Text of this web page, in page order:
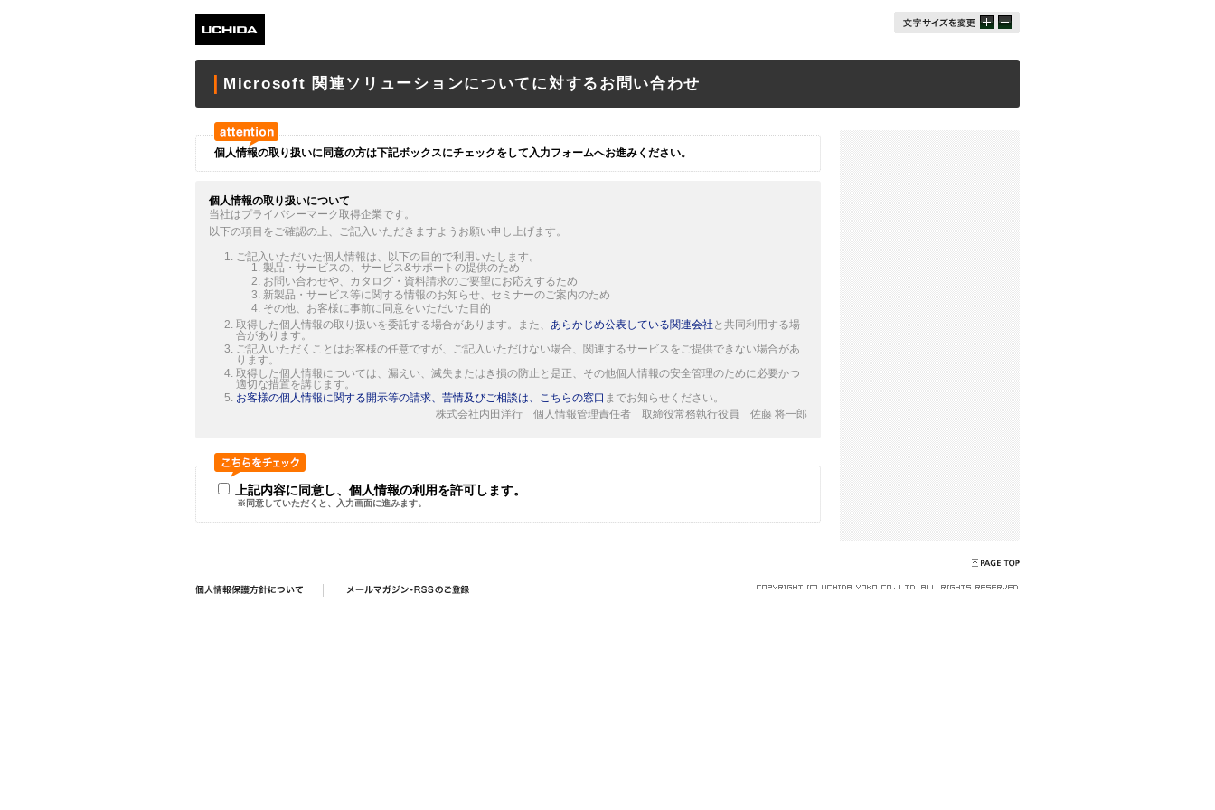
Microsoft 関連ソリューションについてに対するお問い合わせ
個人情報の取り扱いに同意の方は下記ボックスにチェックをして入力フォームへお進みください。
個人情報の取り扱いについて
当社はプライバシーマーク取得企業です。
以下の項目をご確認の上、ご記入いただきますようお願い申し上げます。
ご記入いただいた個人情報は、以下の目的で利用いたします。
製品・サービスの、サービス&サポートの提供のため
お問い合わせや、カタログ・資料請求のご要望にお応えするため
新製品・サービス等に関する情報のお知らせ、セミナーのご案内のため
その他、お客様に事前に同意をいただいた目的
取得した個人情報の取り扱いを委託する場合があります。また、 あらかじめ公表している関連会社 と共同利用する場
合があります。
ご記入いただくことはお客様の任意ですが、ご記入いただけない場合、関連するサービスをご提供できない場合があ
ります。
取得した個人情報については、漏えい、滅失またはき損の防止と是正、その他個人情報の安全管理のために必要かつ
適切な措置を講じます。
お客様の個人情報に関する開示等の請求、苦情及びご相談は、こちらの窓口 までお知らせください。
株式会社内田洋行 個人情報管理責任者 取締役常務執行役員 佐藤 将一郎
上記内容に同意し、個人情報の利用を許可します。
※同意していただくと、入力画面に進みます。